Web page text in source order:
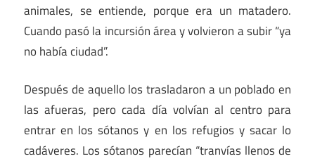
animales, se entiende, porque era un matadero.
Cuando pasó la incursión área y volvieron a subir “ya
no había ciudad”.
Después de aquello los trasladaron a un poblado en
las afueras, pero cada día volvían al centro para
entrar en los sótanos y en los refugios y sacar lo
cadáveres. Los sótanos parecían “tranvías llenos de